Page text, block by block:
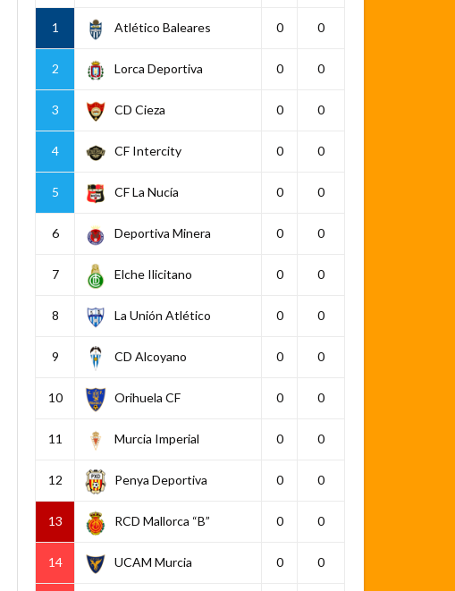
1 Atlético Baleares 0 0
2 Lorca Deportiva 0 0
3 CD Cieza 0 0
4 CF Intercity 0 0
5 CF La Nucía 0 0
6 Deportiva Minera 0 0
7 Elche Ilicitano 0 0
8 La Unión Atlético 0 0
9 CD Alcoyano 0 0
10 Orihuela CF 0 0
11 Murcia Imperial 0 0
12 Penya Deportiva 0 0
13 RCD Mallorca “B” 0 0
14 UCAM Murcia 0 0